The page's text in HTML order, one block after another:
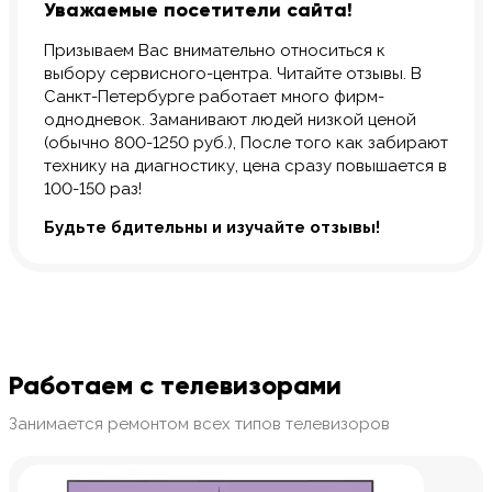
Уважаемые посетители сайта!
Призываем Вас внимательно относиться к
выбору сервисного-центра. Читайте отзывы. В
Санкт-Петербурге работает много фирм-
однодневок. Заманивают людей низкой ценой
(обычно 800-1250 руб.), После того как забирают
технику на диагностику, цена сразу повышается в
100-150 раз!
Будьте бдительны и изучайте отзывы!
Работаем с телевизорами
Занимается ремонтом всех типов телевизоров